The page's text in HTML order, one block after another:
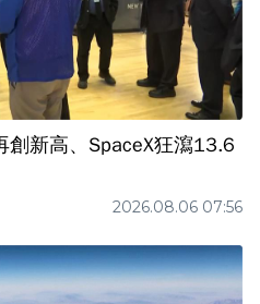
創新高、SpaceX狂瀉13.6
2026.08.06 07:56